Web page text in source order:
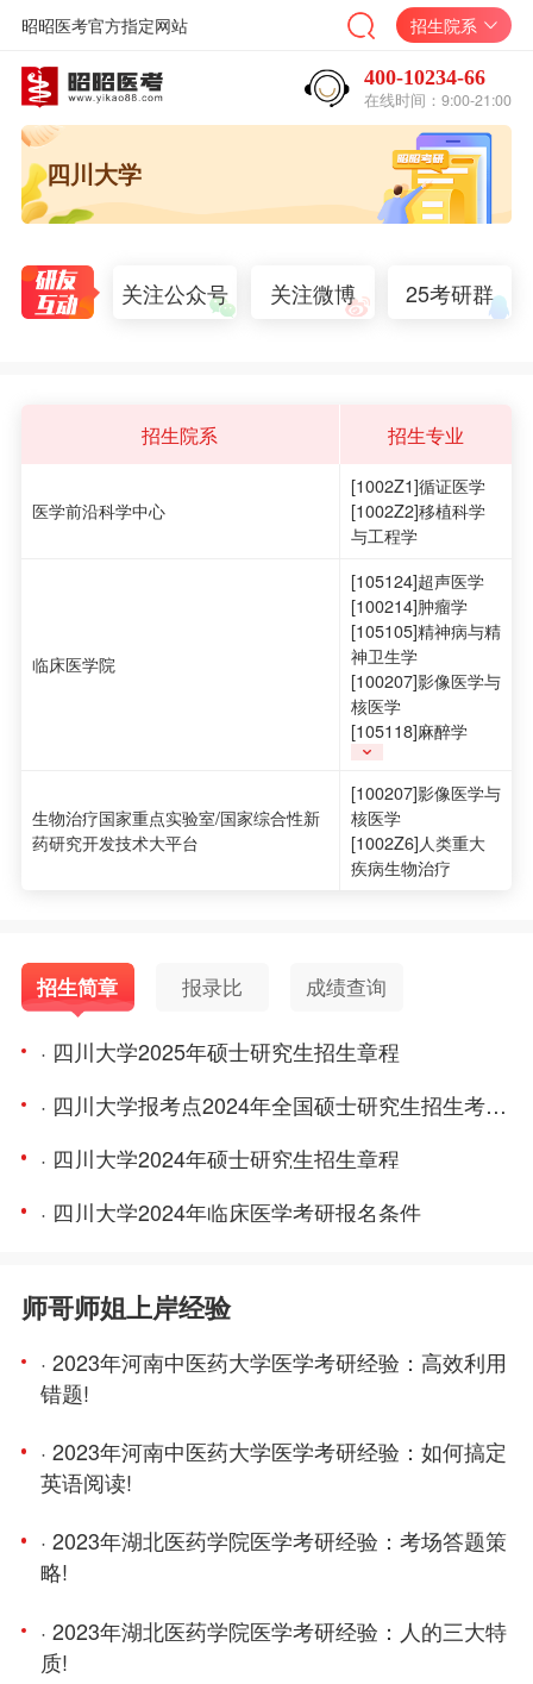
昭昭医考官方指定网站 招生院系
400-10234-66
在线时间：9:00-21:00
四川大学
关注公众号 关注微博 25考研群
招生院系 招生专业
医学前沿科学中心
[1002Z1]循证医学
[1002Z2]移植科学
与工程学
临床医学院
[105124]超声医学
[100214]肿瘤学
[105105]精神病与精
神卫生学
[100207]影像医学与
核医学
[105118]麻醉学
生物治疗国家重点实验室/国家综合性新
药研究开发技术大平台
[100207]影像医学与
核医学
[1002Z6]人类重大
疾病生物治疗
· 四川大学2025年硕士研究生招生章程
· 四川大学报考点2024年全国硕士研究生招生考试网上报名公告
· 四川大学2024年硕士研究生招生章程
· 四川大学2024年临床医学考研报名条件
招生简章 报录比 成绩查询
师哥师姐上岸经验
· 2023年河南中医药大学医学考研经验：高效利用
错题!
· 2023年河南中医药大学医学考研经验：如何搞定
英语阅读!
· 2023年湖北医药学院医学考研经验：考场答题策
略!
· 2023年湖北医药学院医学考研经验：人的三大特
质!